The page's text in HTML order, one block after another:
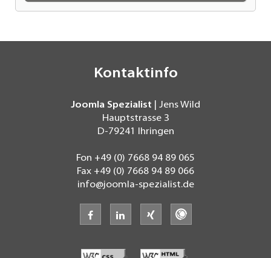
Kontaktinfo
Joomla Spezialist | Jens Wild
Hauptstrasse 3
D-79241 Ihringen
Fon +49 (0) 7668 94 89 065
Fax +49 (0) 7668 94 89 066
info@joomla-spezialist.de
facebooklinkedin xing